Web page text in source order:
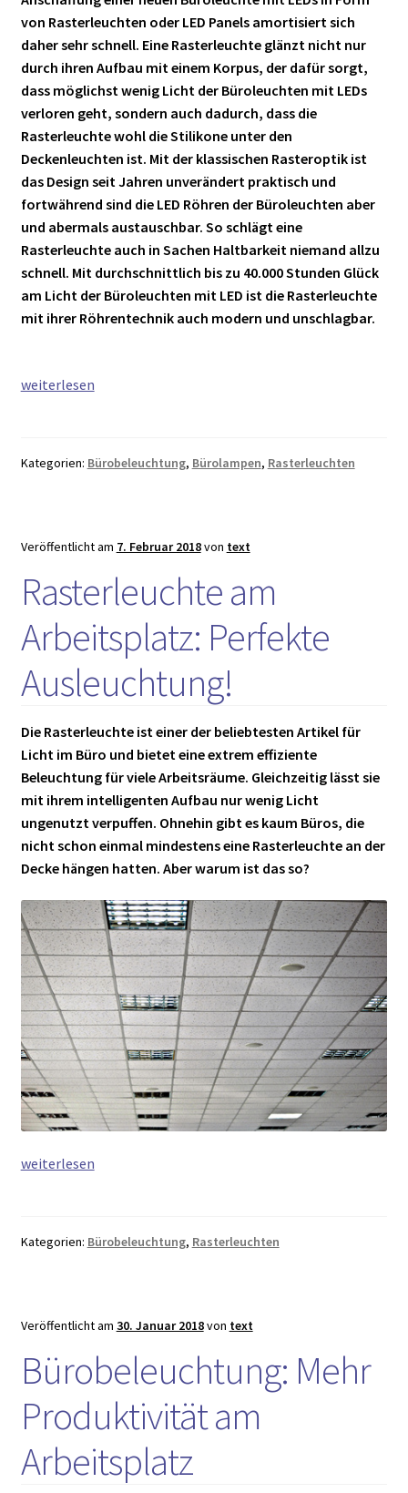
von Rasterleuchten oder LED Panels amortisiert sich
daher sehr schnell. Eine Rasterleuchte glänzt nicht nur
durch ihren Aufbau mit einem Korpus, der dafür sorgt,
dass möglichst wenig Licht der Büroleuchten mit LEDs
verloren geht, sondern auch dadurch, dass die
Rasterleuchte wohl die Stilikone unter den
Deckenleuchten ist. Mit der klassischen Rasteroptik ist
das Design seit Jahren unverändert praktisch und
fortwährend sind die LED Röhren der Büroleuchten aber
und abermals austauschbar. So schlägt eine
Rasterleuchte auch in Sachen Haltbarkeit niemand allzu
schnell. Mit durchschnittlich bis zu 40.000 Stunden Glück
am Licht der Büroleuchten mit LED ist die Rasterleuchte
mit ihrer Röhrentechnik auch modern und unschlagbar.
Büroleuchten
Tricks
Licht
weiterlesen
Kategorien: Bürobeleuchtung, Bürolampen, Rasterleuchten
Veröffentlicht am 7. Februar 2018von text
Rasterleuchte am
Arbeitsplatz: Perfekte
Ausleuchtung!
Die Rasterleuchte ist einer der beliebtesten Artikel für
Licht im Büro und bietet eine extrem effiziente
Beleuchtung für viele Arbeitsräume. Gleichzeitig lässt sie
mit ihrem intelligenten Aufbau nur wenig Licht
ungenutzt verpuffen. Ohnehin gibt es kaum Büros, die
nicht schon einmal mindestens eine Rasterleuchte an der
Decke hängen hatten. Aber warum ist das so?
Rasterleuchte
Ausleuchtung!
weiterlesen
Kategorien: Bürobeleuchtung, Rasterleuchten
Veröffentlicht am 30. Januar 2018von text
Bürobeleuchtung: Mehr
Produktivität am
Arbeitsplatz